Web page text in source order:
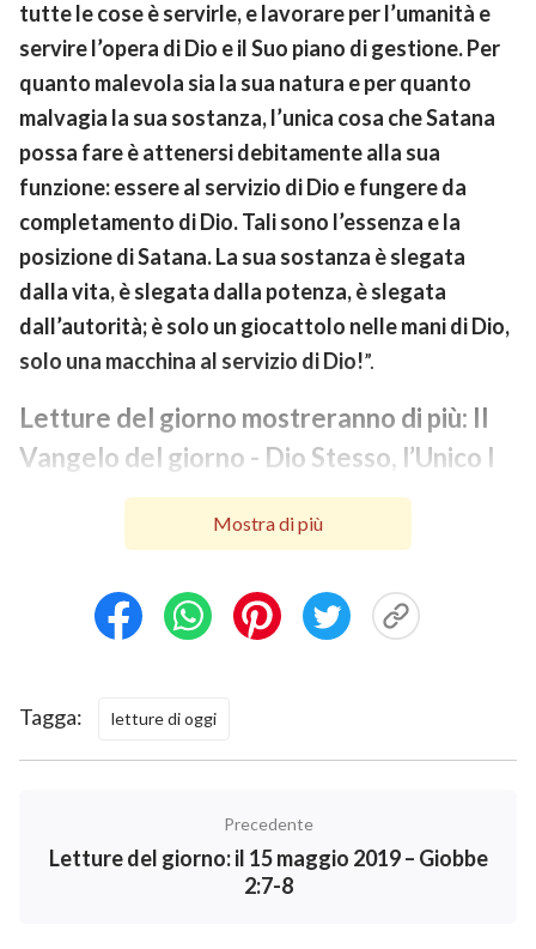
tutte le cose è servirle, e lavorare per l’umanità e
servire l’opera di Dio e il Suo piano di gestione. Per
quanto malevola sia la sua natura e per quanto
malvagia la sua sostanza, l’unica cosa che Satana
possa fare è attenersi debitamente alla sua
funzione: essere al servizio di Dio e fungere da
completamento di Dio. Tali sono l’essenza e la
posizione di Satana. La sua sostanza è slegata
dalla vita, è slegata dalla potenza, è slegata
dall’autorità; è solo un giocattolo nelle mani di Dio,
solo una macchina al servizio di Dio!”.
Letture del giorno mostreranno di più: Il
Vangelo del giorno - Dio Stesso, l’Unico I
L’autorità di Dio (I) Parte 5
Mostra di più
Tagga: letture di oggi
Precedente
Letture del giorno: il 15 maggio 2019 – Giobbe
2:7-8